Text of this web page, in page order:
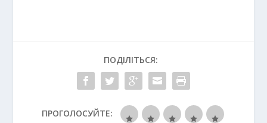
ПОДІЛІТЬСЯ:
ПРОГОЛОСУЙТЕ: